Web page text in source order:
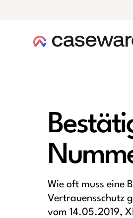
Wie oft muss eine
Vertrauensschutz
vom 14.05.2019,